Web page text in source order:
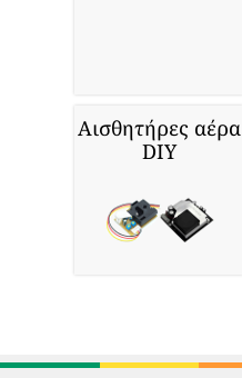
Αισθητήρες αέρα
DIY